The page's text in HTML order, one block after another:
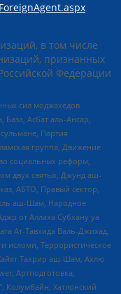
в том числе
признанных
Федерации
сил моджахедов
База, Асбат аль-Ансар,
Партия
группа, Движение
социальных реформ,
двух святых, Джунд аш-
АБТО, Правый сектор,
аш-Шам, Народное
от Аллаха Субхану уа
Ат-Тавхида Валь-Джихад,
исломи, Террористическое
Тахрир аш-Шам, Ахлю
Артподготовка,
Колумбайн, Хатлонский